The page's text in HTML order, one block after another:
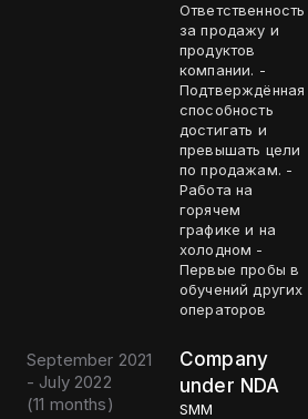
Ответственность
за продажу и
продуктов
компании. -
Подтверждённая
способность
достигать и
превышать цели
по продажам. -
Работа на
горячем
графике и на
холодном -
Первые пробы в
обучений других
операторов
September 2021
- July 2022
(11 months)
Company
under NDA
SMM